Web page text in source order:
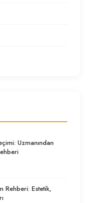
Uzmanından
Rehberi: Estetik,